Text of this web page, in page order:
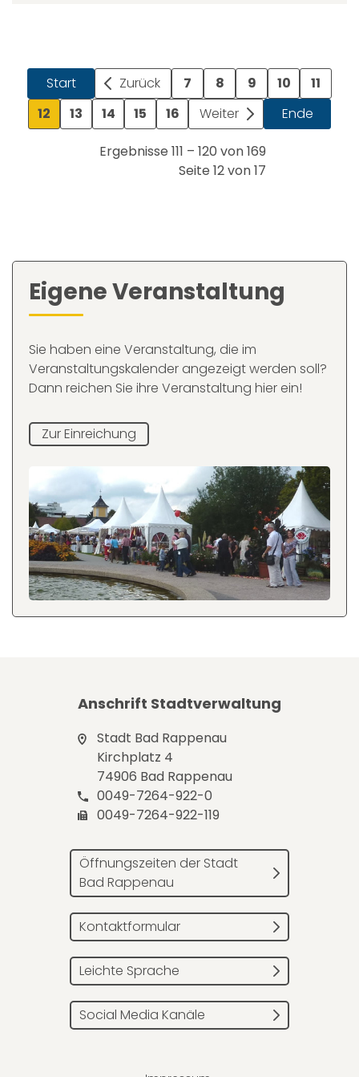
Start Zurück 7 8 9 10
11
12
13 14 15 16 Weiter Ende
Ergebnisse 111 – 120 von 169
Seite 12 von 17
Eigene Veranstaltung
Sie haben eine Veranstaltung, die im
Veranstaltungskalender angezeigt werden soll?
Dann reichen Sie ihre Veranstaltung hier ein!
Zur Einreichung
Anschrift Stadtverwaltung
Stadt Bad Rappenau
Kirchplatz 4
74906 Bad Rappenau
0049-7264-922-0
0049-7264-922-119
Öffnungszeiten der Stadt
Bad Rappenau
Kontaktformular
Leichte Sprache
Social Media Kanäle